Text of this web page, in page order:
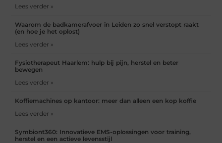
Lees verder »
Waarom de badkamerafvoer in Leiden zo snel verstopt raakt
(en hoe je het oplost)
Lees verder »
Fysiotherapeut Haarlem: hulp bij pijn, herstel en beter
bewegen
Lees verder »
Koffiemachines op kantoor: meer dan alleen een kop koffie
Lees verder »
Symbiont360: Innovatieve EMS-oplossingen voor training,
herstel en een actieve levensstijl